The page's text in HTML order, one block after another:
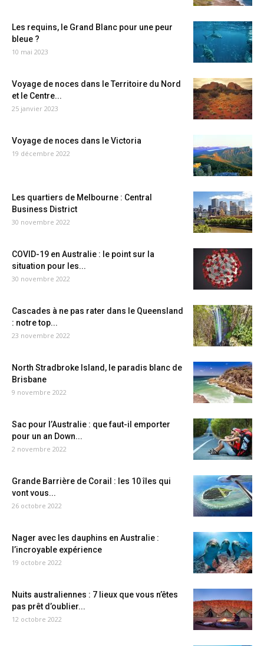
Les requins, le Grand Blanc pour une peur
bleue ?
10 mai 2023
Voyage de noces dans le Territoire du Nord
et le Centre...
25 janvier 2023
Voyage de noces dans le Victoria
19 décembre 2022
Les quartiers de Melbourne : Central
Business District
30 novembre 2022
COVID-19 en Australie : le point sur la
situation pour les...
30 novembre 2022
Cascades à ne pas rater dans le Queensland
: notre top...
23 novembre 2022
North Stradbroke Island, le paradis blanc de
Brisbane
9 novembre 2022
Sac pour l’Australie : que faut-il emporter
pour un an Down...
2 novembre 2022
Grande Barrière de Corail : les 10 îles qui
vont vous...
26 octobre 2022
Nager avec les dauphins en Australie :
l’incroyable expérience
19 octobre 2022
Nuits australiennes : 7 lieux que vous n’êtes
pas prêt d’oublier...
12 octobre 2022